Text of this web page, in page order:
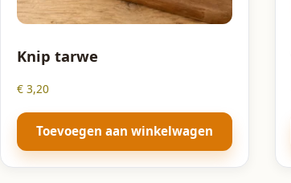
Knip tarwe
€ 3,20
Toevoegen aan winkelwagen